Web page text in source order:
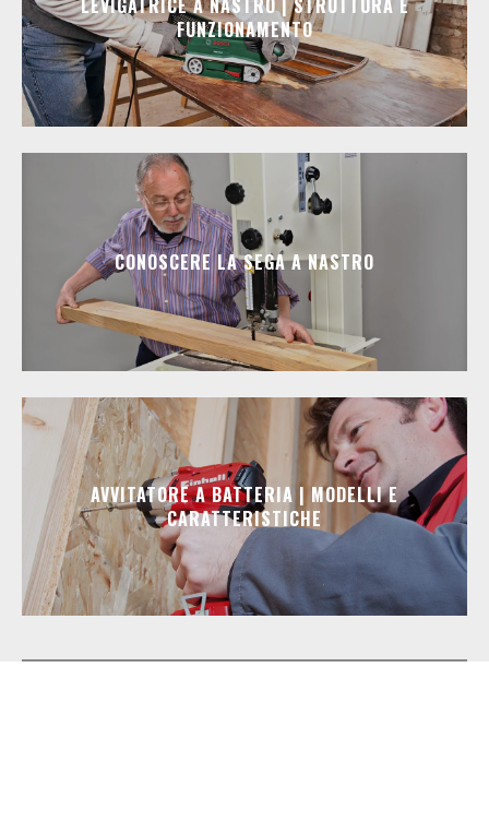
LEVIGATRICE A NASTRO | STRUTTURA E
FUNZIONAMENTO
CONOSCERE LA SEGA A NASTRO
AVVITATORE A BATTERIA | MODELLI E
CARATTERISTICHE